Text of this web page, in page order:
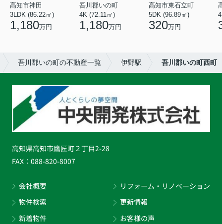
高知市神田
3LDK (86.22㎡)
1,180万円
吾川郡いの町
4K (72.11㎡)
1,180万円
高知市東石立町
5DK (96.89㎡)
320万円
吾川郡いの町の不動産一覧 伊野駅 吾川郡いの町西町
高知県高知市鷹匠町２丁目2-28
FAX： 088-820-8007
会社概要
物件検索
新着物件
リフォーム・リノベーション
更新情報
お客様の声